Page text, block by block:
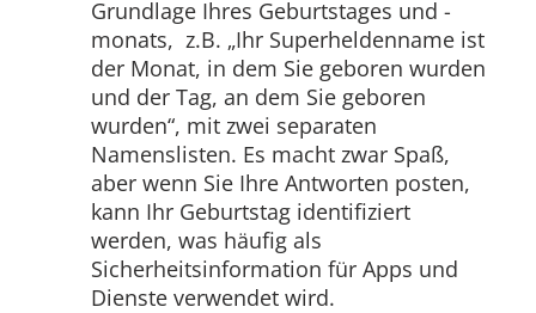
Grundlage Ihres Geburtstages und -
monats, z.B. „Ihr Superheldenname ist
der Monat, in dem Sie geboren wurden
und der Tag, an dem Sie geboren
wurden“, mit zwei separaten
Namenslisten. Es macht zwar Spaß,
aber wenn Sie Ihre Antworten posten,
kann Ihr Geburtstag identifiziert
werden, was häufig als
Sicherheitsinformation für Apps und
Dienste verwendet wird.